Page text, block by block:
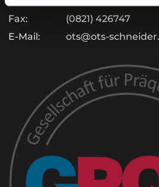
Fax:
(0821) 426747
E-Mail:
ots@ots-